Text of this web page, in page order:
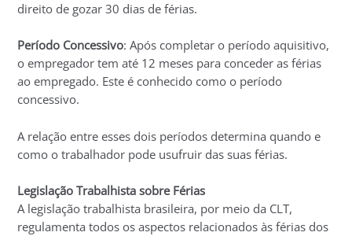
direito de gozar 30 dias de férias.
Período Concessivo: Após completar o período aquisitivo,
o empregador tem até 12 meses para conceder as férias
ao empregado. Este é conhecido como o período
concessivo.
A relação entre esses dois períodos determina quando e
como o trabalhador pode usufruir das suas férias.
Legislação Trabalhista sobre Férias
A legislação trabalhista brasileira, por meio da CLT,
regulamenta todos os aspectos relacionados às férias dos